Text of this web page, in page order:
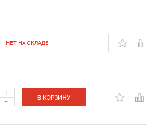
НЕТ НА СКЛАДЕ
+
- В КОРЗИНУ